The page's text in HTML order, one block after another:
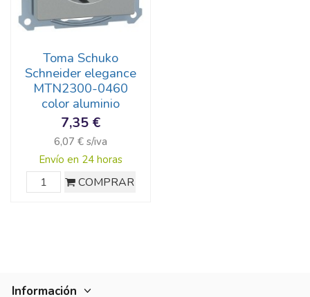
Toma Schuko
Schneider elegance
MTN2300-0460
color aluminio
7,35 €
6,07 € s/iva
Envío en 24 horas
COMPRAR
Información